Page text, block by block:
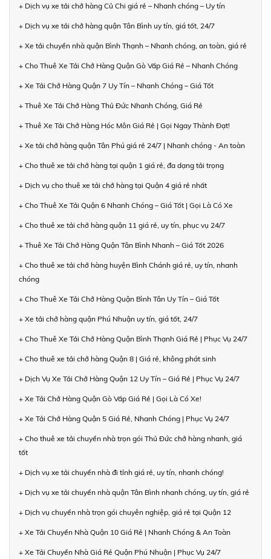
+ Dịch vụ xe tải chở hàng Củ Chi giá rẻ – Nhanh chóng – Uy tín
+ Dịch vụ xe tải chở hàng quận Tân Bình uy tín, giá tốt, 24/7
+ Xe tải chuyển nhà quận Bình Thạnh – Nhanh chóng, an toàn, giá rẻ
+ Cho Thuê Xe Tải Chở Hàng Quận Gò Vấp Giá Rẻ – Nhanh Chóng
+ Xe Tải Chở Hàng Quận 7 Uy Tín – Nhanh Chóng – Giá Tốt
+ Thuê Xe Tải Chở Hàng Thủ Đức Nhanh Chóng, Giá Rẻ
+ Thuê Xe Tải Chở Hàng Hóc Môn Giá Rẻ | Gọi Ngay Thành Đạt!
+ Xe tải chở hàng quận Tân Phú giá rẻ 24/7 | Nhanh chóng - An toàn
+ Cho thuê xe tải chở hàng tại quận 1 giá rẻ, đa dạng tải trọng
+ Dịch vụ cho thuê xe tải chở hàng tại Quận 4 giá rẻ nhất
+ Cho Thuê Xe Tải Quận 6 Nhanh Chóng – Giá Tốt | Gọi Là Có Xe
+ Cho thuê xe tải chở hàng quận 11 giá rẻ, uy tín, phục vụ 24/7
+ Thuê Xe Tải Chở Hàng Quận Tân Bình Nhanh – Giá Tốt 2026
+ Cho thuê xe tải chở hàng huyện Bình Chánh giá rẻ, uy tín, nhanh
chóng
+ Cho Thuê Xe Tải Chở Hàng Quận Bình Tân Uy Tín – Giá Tốt
+ Xe tải chở hàng quận Phú Nhuận uy tín, giá tốt, 24/7
+ Cho Thuê Xe Tải Chở Hàng Quận Bình Thạnh Giá Rẻ | Phục Vụ 24/7
+ Cho thuê xe tải chở hàng Quận 8 | Giá rẻ, không phát sinh
+ Dịch Vụ Xe Tải Chở Hàng Quận 12 Uy Tín – Giá Rẻ | Phục Vụ 24/7
+ Xe Tải Chở Hàng Quận Gò Vấp Giá Rẻ | Gọi Là Có Xe!
+ Xe Tải Chở Hàng Quận 5 Giá Rẻ, Nhanh Chóng | Phục Vụ 24/7
+ Cho thuê xe tải chuyển nhà trọn gói Thủ Đức chở hàng nhanh, giá
tốt
+ Dịch vụ xe tải chuyển nhà đi tỉnh giá rẻ, uy tín, nhanh chóng!
+ Dịch vụ xe tải chuyển nhà quận Tân Bình nhanh chóng, uy tín, giá rẻ
+ Dịch vụ chuyển nhà trọn gói chuyên nghiệp, giá rẻ tại Quận 12
+ Xe Tải Chuyển Nhà Quận 10 Giá Rẻ | Nhanh Chóng & An Toàn
+ Xe Tải Chuyển Nhà Giá Rẻ Quận Phú Nhuận | Phục Vụ 24/7